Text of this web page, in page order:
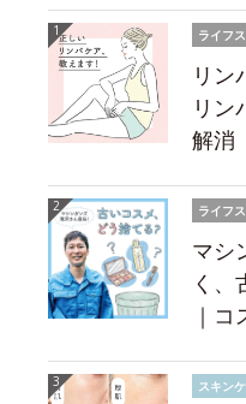
ライフ
リン
リン
解消
ライフ
マシ
く、
｜
スキン